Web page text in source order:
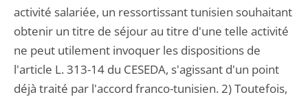
activité salariée, un ressortissant tunisien souhaitant
obtenir un titre de séjour au titre d'une telle activité
ne peut utilement invoquer les dispositions de
l'article L. 313-14 du CESEDA, s'agissant d'un point
déjà traité par l'accord franco-tunisien. 2) Toutefois,